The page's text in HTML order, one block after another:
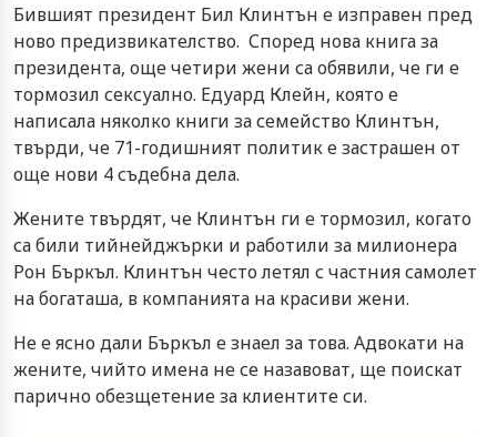
Бившият президент Бил Клинтън е изправен пред
ново предизвикателство. Според нова книга за
президента, още четири жени са обявили, че ги е
тормозил сексуално. Едуард Клейн, която е
написала няколко книги за семейство Клинтън,
твърди, че 71-годишният политик е застрашен от
още нови 4 съдебна дела.
Жените твърдят, че Клинтън ги е тормозил, когато
са били тийнейджърки и работили за милионера
Рон Бъркъл. Клинтън често летял с частния самолет
на богаташа, в компанията на красиви жени.
Не е ясно дали Бъркъл е знаел за това. Адвокати на
жените, чийто имена не се назавоват, ще поискат
парично обезщетение за клиентите си.